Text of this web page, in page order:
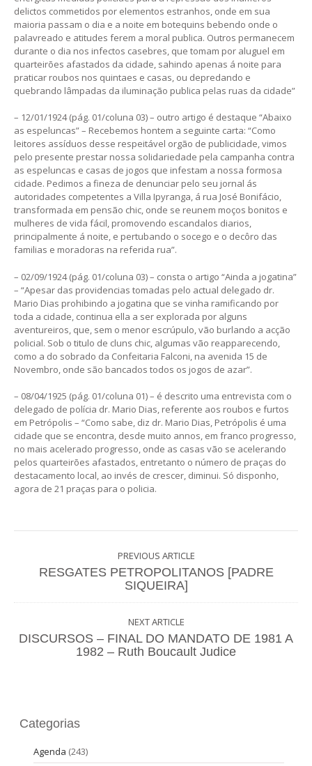
delictos commetidos por elementos estranhos, onde em sua
maioria passam o dia e a noite em botequins bebendo onde o
palavreado e atitudes ferem a moral publica. Outros permanecem
durante o dia nos infectos casebres, que tomam por aluguel em
quarteirões afastados da cidade, sahindo apenas á noite para
praticar roubos nos quintaes e casas, ou depredando e
quebrando lâmpadas da iluminação publica pelas ruas da cidade”
– 12/01/1924 (pág. 01/coluna 03) – outro artigo é destaque “Abaixo
as espeluncas” – Recebemos hontem a seguinte carta: “Como
leitores assíduos desse respeitável orgão de publicidade, vimos
pelo presente prestar nossa solidariedade pela campanha contra
as espeluncas e casas de jogos que infestam a nossa formosa
cidade. Pedimos a fineza de denunciar pelo seu jornal ás
autoridades competentes a Villa Ipyranga, á rua José Bonifácio,
transformada em pensão chic, onde se reunem moços bonitos e
mulheres de vida fácil, promovendo escandalos diarios,
principalmente á noite, e pertubando o socego e o decôro das
familias e moradoras na referida rua”.
– 02/09/1924 (pág. 01/coluna 03) – consta o artigo “Ainda a jogatina”
– “Apesar das providencias tomadas pelo actual delegado dr.
Mario Dias prohibindo a jogatina que se vinha ramificando por
toda a cidade, continua ella a ser explorada por alguns
aventureiros, que, sem o menor escrúpulo, vão burlando a acção
policial. Sob o titulo de cluns chic, algumas vão reapparecendo,
como a do sobrado da Confeitaria Falconi, na avenida 15 de
Novembro, onde são bancados todos os jogos de azar”.
– 08/04/1925 (pág. 01/coluna 01) – é descrito uma entrevista com o
delegado de polícia dr. Mario Dias, referente aos roubos e furtos
em Petrópolis – “Como sabe, diz dr. Mario Dias, Petrópolis é uma
cidade que se encontra, desde muito annos, em franco progresso,
no mais acelerado progresso, onde as casas vão se acelerando
pelos quarteirões afastados, entretanto o número de praças do
destacamento local, ao invés de crescer, diminui. Só disponho,
agora de 21 praças para o policia.
PREVIOUS ARTICLE
RESGATES PETROPOLITANOS [PADRE
SIQUEIRA]
NEXT ARTICLE
DISCURSOS – FINAL DO MANDATO DE 1981 A
1982 – Ruth Boucault Judice
Categorias
Agenda (243)